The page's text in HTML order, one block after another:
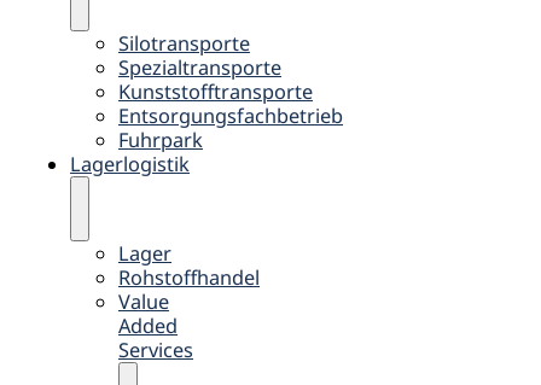
Silotransporte
Spezialtransporte
Kunststofftransporte
Entsorgungsfachbetrieb
Fuhrpark
Lagerlogistik
Lager
Rohstoffhandel
Value
Added
Services